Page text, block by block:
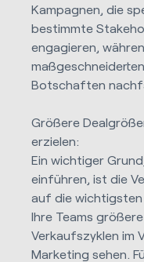
Kampagnen, die
bestimmte
engagieren,
Botschaften
Größere
erzielen:
Ein wichtiger
einführen, ist die
auf die
Ihre Teams
Verkaufszyklen im
Marketing sehen.